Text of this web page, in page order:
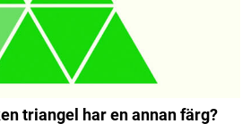
triangel har en annan färg?